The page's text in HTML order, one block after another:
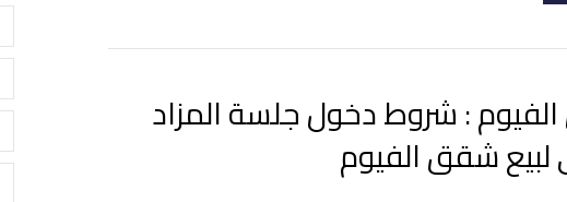
: شروط دخول جلسة المزاد
لبيع شقق الفيوم